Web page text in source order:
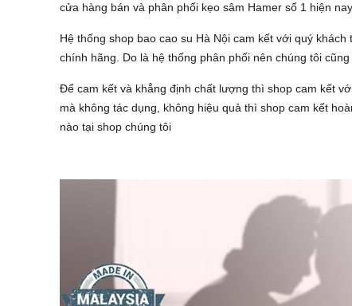
cửa hàng bán và phân phối kẹo sâm Hamer số 1 hiện
Hệ thống shop bao cao su Hà Nội cam kết với quý khách
chính hãng. Do là hệ thống phân phối nên chúng tôi
Để cam kết và khẳng định chất lượng thì shop cam kết
mà không tác dụng, không hiệu quả thì shop cam kết
nào tại shop chúng tôi